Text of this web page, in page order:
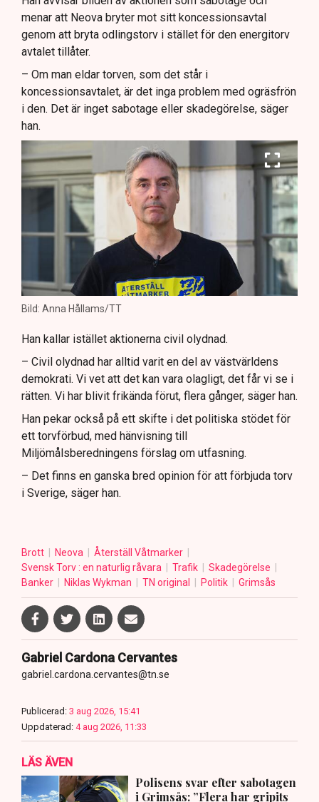
menar att Neova bryter mot sitt koncessionsavtal
genom att bryta odlingstorv i stället för den energitorv
avtalet tillåter.
– Om man eldar torven, som det står i
koncessionsavtalet, är det inga problem med ogräsfrön
i den. Det är inget sabotage eller skadegörelse, säger
han.
Bild: Anna Hållams/TT
Han kallar istället aktionerna civil olydnad.
– Civil olydnad har alltid varit en del av västvärldens
demokrati. Vi vet att det kan vara olagligt, det får vi se i
rätten. Vi har blivit frikända förut, flera gånger, säger han.
Han pekar också på ett skifte i det politiska stödet för
ett torvförbud, med hänvisning till
Miljömålsberedningens förslag om utfasning.
– Det finns en ganska bred opinion för att förbjuda torv
i Sverige, säger han.
Brott Neova
Återställ Våtmarker
Svensk Torv : en naturlig råvara
Trafik
Skadegörelse
Banker
Niklas Wykman TN original Politik Grimsås
Gabriel Cardona Cervantes
gabriel.cardona.cervantes@tn.se
Publicerad: 3 aug 2026, 15:41
Uppdaterad: 4 aug 2026, 11:33
LÄS ÄVEN
Polisens svar efter sabotagen
i Grimsås: ”Flera har gripits